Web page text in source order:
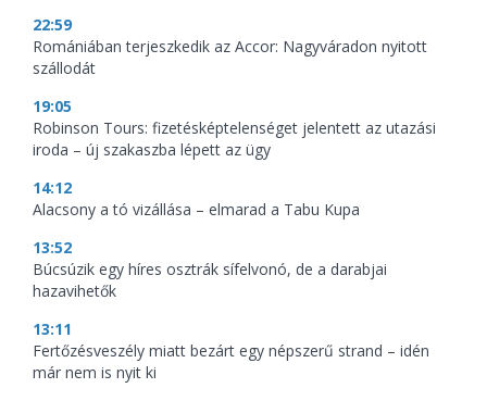
22:59
Romániában terjeszkedik az Accor: Nagyváradon nyitott
szállodát
19:05
Robinson Tours: fizetésképtelenséget jelentett az utazási
iroda – új szakaszba lépett az ügy
14:12
Alacsony a tó vizállása – elmarad a Tabu Kupa
13:52
Búcsúzik egy híres osztrák sífelvonó, de a darabjai
hazavihetők
13:11
Fertőzésveszély miatt bezárt egy népszerű strand – idén
már nem is nyit ki